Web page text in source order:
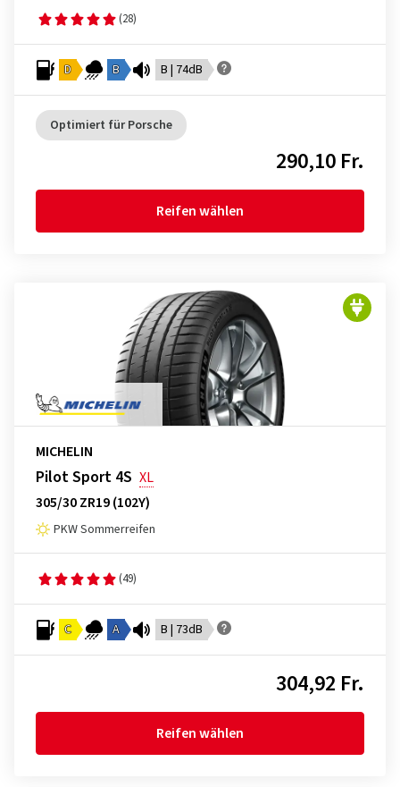
(28)
D B B | 74dB
Optimiert für Porsche
290,10 Fr.
Reifen wählen
MICHELIN
Pilot Sport 4S XL
305/30 ZR19 (102Y)
PKW Sommerreifen
(49)
C A B | 73dB
304,92 Fr.
Reifen wählen